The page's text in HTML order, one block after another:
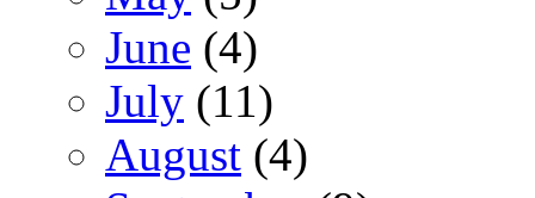
June (4)
July (11)
August (4)